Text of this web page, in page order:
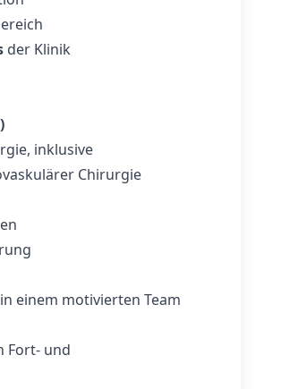
der Klinik
inklusive
Chirurgie
einem motivierten Team
Fort- und